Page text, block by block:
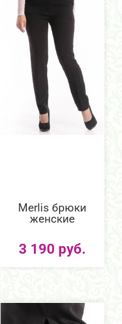
Merlis брюки
женские
3 190 руб.